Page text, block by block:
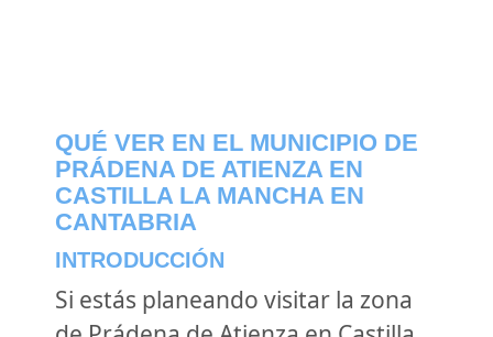
QUÉ VER EN EL MUNICIPIO DE
PRÁDENA DE ATIENZA EN
CASTILLA LA MANCHA EN
CANTABRIA
INTRODUCCIÓN
Si estás planeando visitar la zona